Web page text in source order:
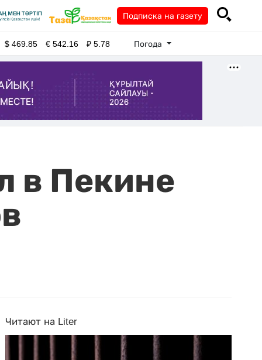
Подписка на газету
$469.85 €542.16 ₽5.78 Погода
в Пекине
Читают на Liter